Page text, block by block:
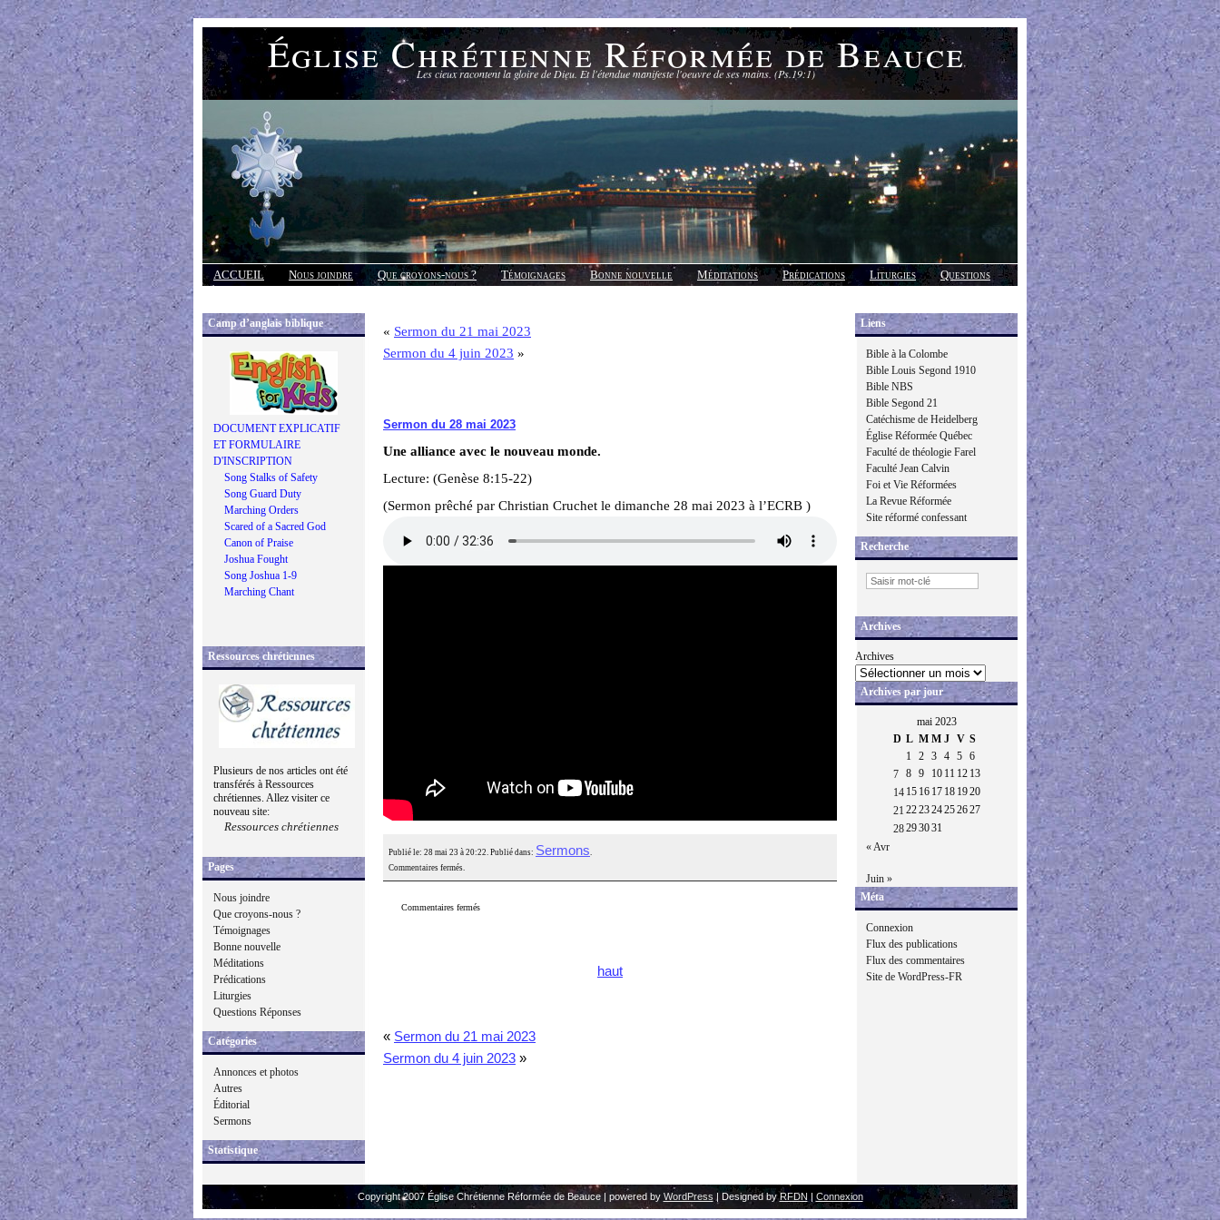
Église Chrétienne Réformée de Beauce
Les cieux racontent la gloire de Dieu. Et l'étendue manifeste l'oeuvre de ses mains. (Ps.19:1)
ACCUEIL Nous joindre Que croyons-nous ? Témoignages Bonne nouvelle Méditations Prédications Liturgies
Questions
Réponses
Camp d’anglais biblique
DOCUMENT EXPLICATIF
ET FORMULAIRE
D'INSCRIPTION
Song Stalks of Safety
Song Guard Duty
Marching Orders
Scared of a Sacred God
Canon of Praise
Joshua Fought
Song Joshua 1-9
Marching Chant
Ressources chrétiennes
Plusieurs de nos articles ont été
transférés à Ressources
chrétiennes. Allez visiter ce
nouveau site:
Ressources chrétiennes
Pages
Nous joindre
Que croyons-nous ?
Témoignages
Bonne nouvelle
Méditations
Prédications
Liturgies
Questions Réponses
Catégories
Annonces et photos
Autres
Éditorial
Sermons
Statistique
« Sermon du 21 mai 2023
Sermon du 4 juin 2023 »
Sermon du 28 mai 2023
Une alliance avec le nouveau monde.
Lecture: (Genèse 8:15-22)
(Sermon prêché par Christian Cruchet le dimanche 28 mai 2023 à l’ECRB )
Publié le: 28 mai 23 à 20:22. Publié dans: Sermons
Commentaires fermés.
Commentaires fermés
haut
« Sermon du 21 mai 2023
Sermon du 4 juin 2023 »
Liens
Bible à la Colombe
Bible Louis Segond 1910
Bible NBS
Bible Segond 21
Catéchisme de Heidelberg
Église Réformée Québec
Faculté de théologie Farel
Faculté Jean Calvin
Foi et Vie Réformées
La Revue Réformée
Site réformé confessant
Recherche
Archives
Archives
Archives par jour
mai 2023
D L M M J V S
1
2 3 4 5
6
7
8 9 10 11 12 13
14 15 16 17 18 1920
21 222324252627
28293031
« Avr
Juin »
Méta
Connexion
Flux des publications
Flux des commentaires
Site de WordPress-FR
Copyright 2007 Église Chrétienne Réformée de Beauce | powered by WordPress | Designed byRFDN | Connexion